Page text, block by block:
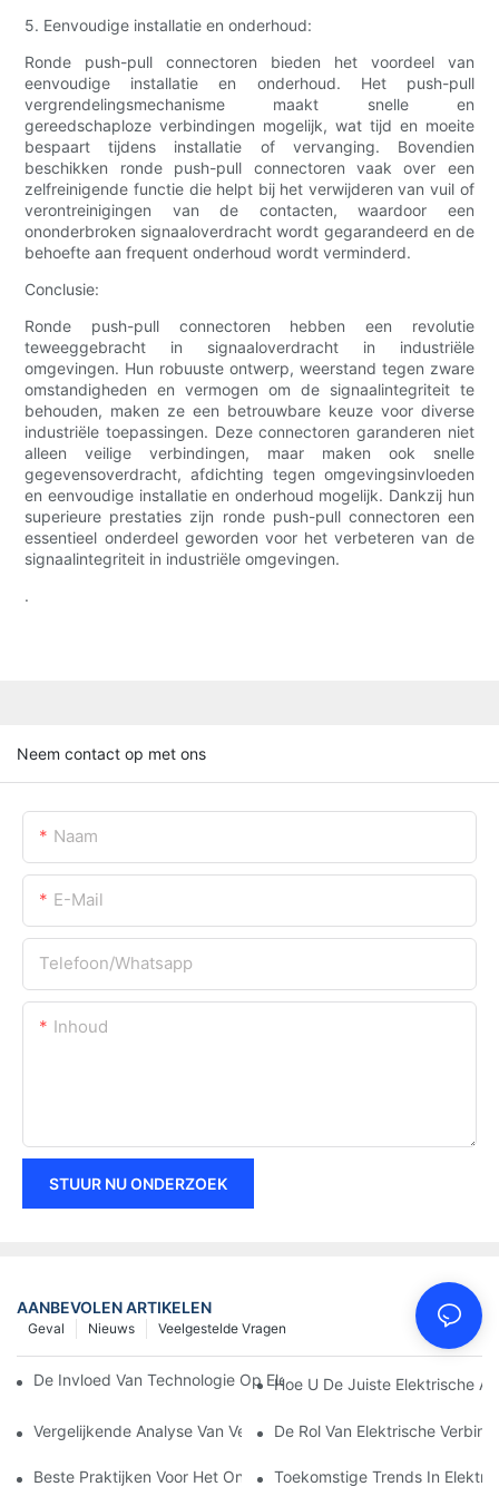
5. Eenvoudige installatie en onderhoud:
Ronde push-pull connectoren bieden het voordeel van
eenvoudige installatie en onderhoud. Het push-pull
vergrendelingsmechanisme maakt snelle en
gereedschaploze verbindingen mogelijk, wat tijd en moeite
bespaart tijdens installatie of vervanging. Bovendien
beschikken ronde push-pull connectoren vaak over een
zelfreinigende functie die helpt bij het verwijderen van vuil of
verontreinigingen van de contacten, waardoor een
ononderbroken signaaloverdracht wordt gegarandeerd en de
behoefte aan frequent onderhoud wordt verminderd.
Conclusie:
Ronde push-pull connectoren hebben een revolutie
teweeggebracht in signaaloverdracht in industriële
omgevingen. Hun robuuste ontwerp, weerstand tegen zware
omstandigheden en vermogen om de signaalintegriteit te
behouden, maken ze een betrouwbare keuze voor diverse
industriële toepassingen. Deze connectoren garanderen niet
alleen veilige verbindingen, maar maken ook snelle
gegevensoverdracht, afdichting tegen omgevingsinvloeden
en eenvoudige installatie en onderhoud mogelijk. Dankzij hun
superieure prestaties zijn ronde push-pull connectoren een
essentieel onderdeel geworden voor het verbeteren van de
signaalintegriteit in industriële omgevingen.
.
Neem contact op met ons
Naam
E-Mail
Telefoon/whatsapp
Inhoud
STUUR NU ONDERZOEK
AANBEVOLEN ARTIKELEN
Veelgestelde Vragen
Nieuws
Geval
De Invloed Van Technologie Op Elektrische Verbindingen In
Hoe U De Juiste Elektrische
Vergelijkende Analyse Van Verschillende Soorten Elektrische
De Rol Van Elektrische
Beste Praktijken Voor Het Onderhouden Van Elektrische
Toekomstige Trends In